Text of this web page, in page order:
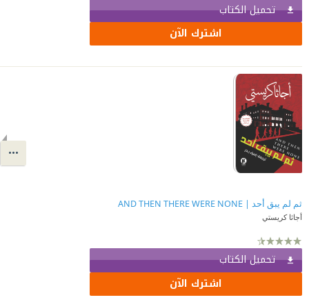
تحميل الكتاب
اشترك الآن
ثم لم يبق أحد | AND THEN THERE WERE NONE
أجاثا كريستي
تحميل الكتاب
اشترك الآن